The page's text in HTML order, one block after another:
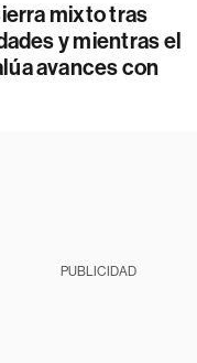
mixto tras
y mientras el
avances con
PUBLICIDAD